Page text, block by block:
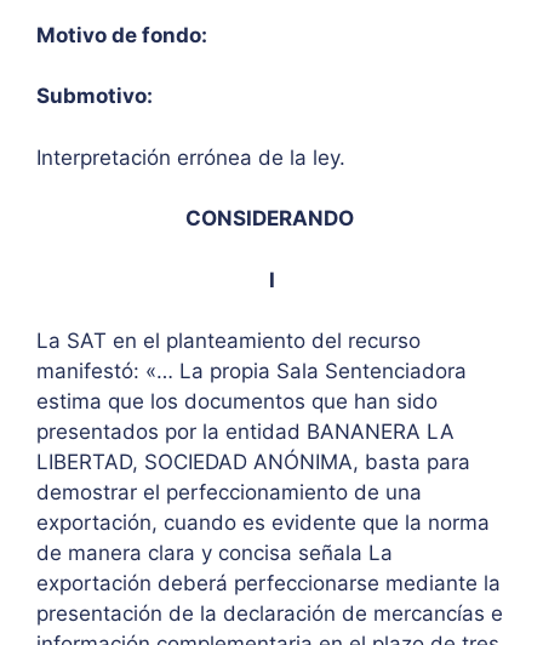
Motivo de fondo:
Submotivo:
Interpretación errónea de la ley.
CONSIDERANDO
I
La SAT en el planteamiento del recurso
manifestó: «… La propia Sala Sentenciadora
estima que los documentos que han sido
presentados por la entidad BANANERA LA
LIBERTAD, SOCIEDAD ANÓNIMA, basta para
demostrar el perfeccionamiento de una
exportación, cuando es evidente que la norma
de manera clara y concisa señala La
exportación deberá perfeccionarse mediante la
presentación de la declaración de mercancías e